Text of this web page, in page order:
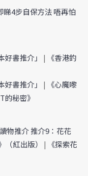
4步自保方法 唔再怕
書推介」 |
《香港釣
書推介」
|
《心魔嚟
秘密》
物推介 推介9：花花
（紅出版）
|
《探索花